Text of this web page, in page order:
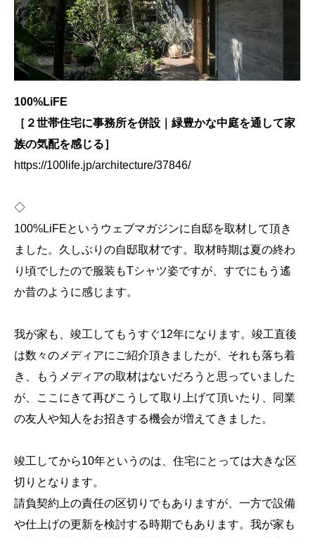
100%LiFE
［２世帯住宅に事務所を併設｜緑豊かな中庭を通して家
族の気配を感じる］
https://100life.jp/architecture/37846/
◇
100%LiFEというウェブマガジンに自邸を取材して頂き
ました。久しぶりの自邸取材です。取材時期は夏の終わ
り頃でしたので服装もTシャツ姿ですが、すでにもう遙
か昔のように感じます。
我が家も、竣工してもうすぐ12年になります。竣工直後
は数々のメディアにご紹介頂きましたが、それも落ち着
き、もうメディアの取材はないだろうと思っていました
が、ここにきて再びこうして取り上げて頂いたり、同業
の友人や知人をお招きする機会が増えてきました。
竣工してから10年というのは、住宅にとっては大きな区
切りとなります。
請負契約上の責任の区切りでもありますが、一方で設備
や仕上げの更新を検討する時期でもあります。我が家も